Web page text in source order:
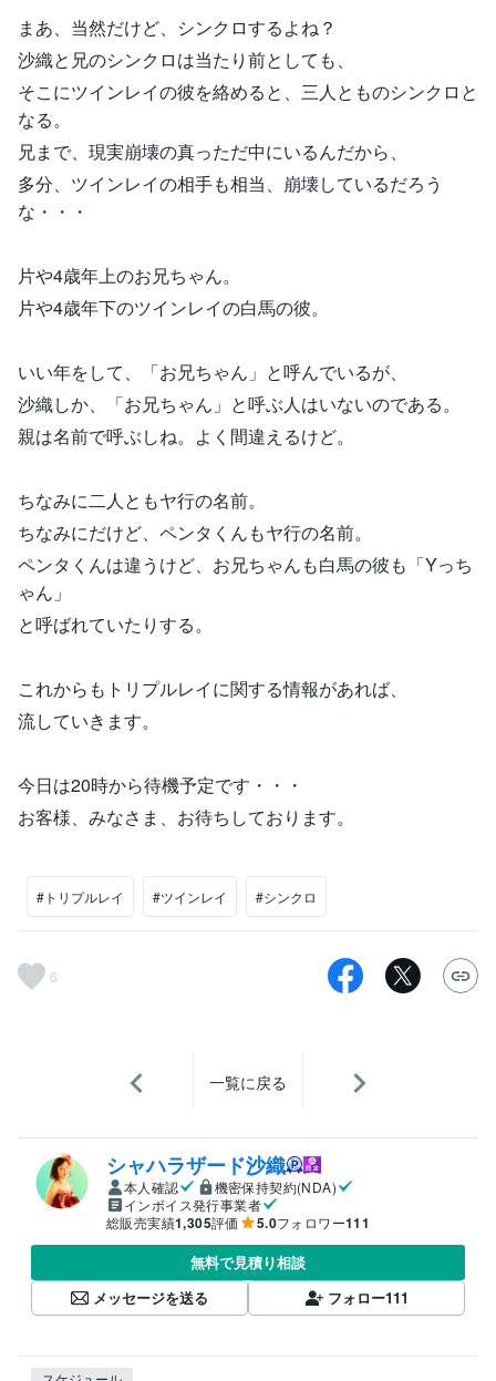
まあ、当然だけど、シンクロするよね？
沙織と兄のシンクロは当たり前としても、
そこにツインレイの彼を絡めると、三人とものシンクロと
なる。
兄まで、現実崩壊の真っただ中にいるんだから、
多分、ツインレイの相手も相当、崩壊しているだろう
な・・・
片や4歳年上のお兄ちゃん。
片や4歳年下のツインレイの白馬の彼。
いい年をして、「お兄ちゃん」と呼んでいるが、
沙織しか、「お兄ちゃん」と呼ぶ人はいないのである。
親は名前で呼ぶしね。よく間違えるけど。
ちなみに二人ともヤ行の名前。
ちなみにだけど、ペンタくんもヤ行の名前。
ペンタくんは違うけど、お兄ちゃんも白馬の彼も「Yっち
ゃん」
と呼ばれていたりする。
これからもトリプルレイに関する情報があれば、
流していきます。
今日は20時から待機予定です・・・
お客様、みなさま、お待ちしております。
#トリプルレイ #ツインレイ #シンクロ
6
一覧に戻る
シャハラザード沙織
本人確認
機密保持契約(NDA)
インボイス発行事業者
総販売実績1,305評価 5.0フォロワー111
無料で見積り相談
メッセージを送る
フォロー111